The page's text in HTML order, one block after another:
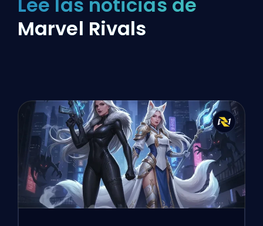
Marvel Rivals